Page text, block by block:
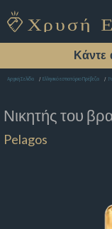
Κάντε
Αρχική Σελίδα Ελληνικό εστιατόριο Πρέβεζα
Νικητής του
Pelagos